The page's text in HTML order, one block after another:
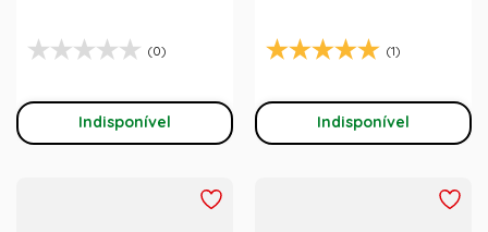
(0)
Indisponível
(1)
Indisponível